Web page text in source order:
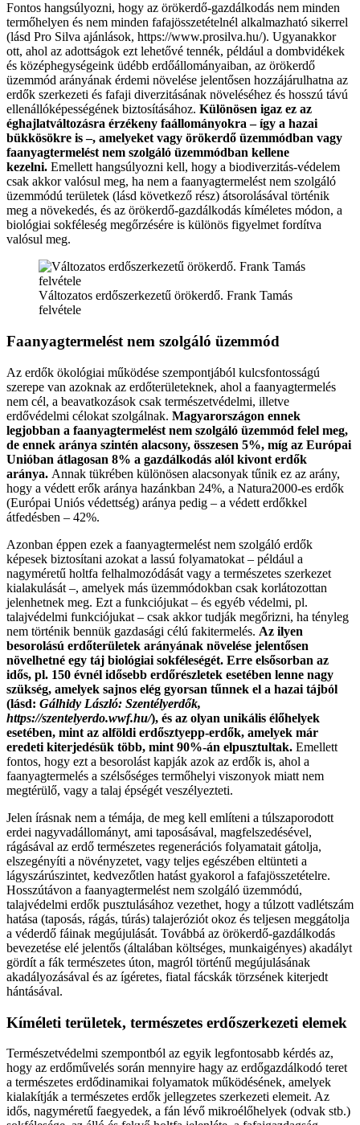
Fontos hangsúlyozni, hogy az örökerdő-gazdálkodás nem minden
termőhelyen és nem minden fafajösszetételnél alkalmazható sikerrel
(lásd Pro Silva ajánlások, https://www.prosilva.hu/). Ugyanakkor
ott, ahol az adottságok ezt lehetővé tennék, például a dombvidékek
és középhegységeink üdébb erdőállományaiban, az örökerdő
üzemmód arányának érdemi növelése jelentősen hozzájárulhatna az
erdők szerkezeti és fafaji diverzitásának növeléséhez és hosszú távú
ellenállóképességének biztosításához. Különösen igaz ez az
éghajlatváltozásra érzékeny faállományokra – így a hazai
bükkösökre is –, amelyeket vagy örökerdő üzemmódban vagy
faanyagtermelést nem szolgáló üzemmódban kellene
kezelni. Emellett hangsúlyozni kell, hogy a biodiverzitás-védelem
csak akkor valósul meg, ha nem a faanyagtermelést nem szolgáló
üzemmódú területek (lásd következő rész) átsorolásával történik
meg a növekedés, és az örökerdő-gazdálkodás kíméletes módon, a
biológiai sokféleség megőrzésére is különös figyelmet fordítva
valósul meg.
Változatos erdőszerkezetű örökerdő. Frank Tamás
felvétele
Faanyagtermelést nem szolgáló üzemmód
Az erdők ökológiai működése szempontjából kulcsfontosságú
szerepe van azoknak az erdőterületeknek, ahol a faanyagtermelés
nem cél, a beavatkozások csak természetvédelmi, illetve
erdővédelmi célokat szolgálnak. Magyarországon ennek
legjobban a faanyagtermelést nem szolgáló üzemmód felel meg,
de ennek aránya szintén alacsony, összesen 5%, míg az Európai
Unióban átlagosan 8% a gazdálkodás alól kivont erdők
aránya. Annak tükrében különösen alacsonyak tűnik ez az arány,
hogy a védett erők aránya hazánkban 24%, a Natura2000-es erdők
(Európai Uniós védettség) aránya pedig – a védett erdőkkel
átfedésben – 42%.
Azonban éppen ezek a faanyagtermelést nem szolgáló erdők
képesek biztosítani azokat a lassú folyamatokat – például a
nagyméretű holtfa felhalmozódását vagy a természetes szerkezet
kialakulását –, amelyek más üzemmódokban csak korlátozottan
jelenhetnek meg. Ezt a funkciójukat – és egyéb védelmi, pl.
talajvédelmi funkciójukat – csak akkor tudják megőrizni, ha tényleg
nem történik bennük gazdasági célú fakitermelés. Az ilyen
besorolású erdőterületek arányának növelése jelentősen
növelhetné egy táj biológiai sokféleségét. Erre elsősorban az
idős, pl. 150 évnél idősebb erdőrészletek esetében lenne nagy
szükség, amelyek sajnos elég gyorsan tűnnek el a hazai tájból
(lásd: Gálhidy László: Szentélyerdők,
https://szentelyerdo.wwf.hu/), és az olyan unikális élőhelyek
esetében, mint az alföldi erdősztyepp-erdők, amelyek már
eredeti kiterjedésük több, mint 90%-án elpusztultak. Emellett
fontos, hogy ezt a besorolást kapják azok az erdők is, ahol a
faanyagtermelés a szélsőséges termőhelyi viszonyok miatt nem
megtérülő, vagy a talaj épségét veszélyezteti.
Jelen írásnak nem a témája, de meg kell említeni a túlszaporodott
erdei nagyvadállományt, ami taposásával, magfelszedésével,
rágásával az erdő természetes regenerációs folyamatait gátolja,
elszegényíti a növényzetet, vagy teljes egészében eltünteti a
lágyszárúszintet, kedvezőtlen hatást gyakorol a fafajösszetételre.
Hosszútávon a faanyagtermelést nem szolgáló üzemmódú,
talajvédelmi erdők pusztulásához vezethet, hogy a túlzott vadlétszám
hatása (taposás, rágás, túrás) talajeróziót okoz és teljesen meggátolja
a véderdő fáinak megújulását. Továbbá az örökerdő-gazdálkodás
bevezetése elé jelentős (általában költséges, munkaigényes) akadályt
gördít a fák természetes úton, magról történű megújulásának
akadályozásával és az ígéretes, fiatal fácskák törzsének kiterjedt
hántásával.
Kíméleti területek, természetes erdőszerkezeti elemek
Természetvédelmi szempontból az egyik legfontosabb kérdés az,
hogy az erdőművelés során mennyire hagy az erdőgazdálkodó teret
a természetes erdődinamikai folyamatok működésének, amelyek
kialakítják a természetes erdők jellegzetes szerkezeti elemeit. Az
idős, nagyméretű faegyedek, a fán lévő mikroélőhelyek (odvak stb.)